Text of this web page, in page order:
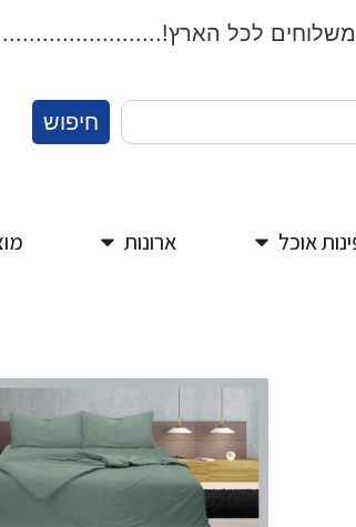
לכל
חיפוש
אוכל ארונות